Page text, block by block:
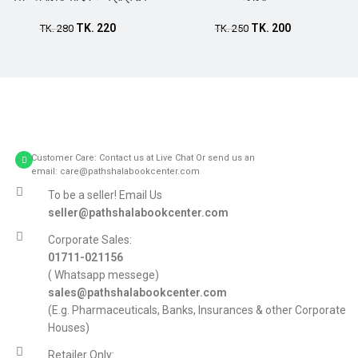
TK.280 TK. 220 TK.250 TK. 200
Customer Care: Contact us at Live Chat Or send us an
email: care@pathshalabookcenter.com
To be a seller! Email Us
seller@pathshalabookcenter.com
Corporate Sales:
01711-021156
( Whatsapp messege)
sales@pathshalabookcenter.com
(E.g. Pharmaceuticals, Banks, Insurances & other Corporate
Houses)
Retailer Only: